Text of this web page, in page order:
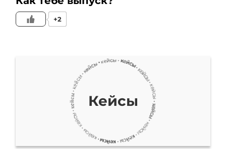
делать? И мы нашли
получали от Здравсити
список таких RX
препаратов, создавали
компании, которые
охватывали запросы по
+2
Кейсы